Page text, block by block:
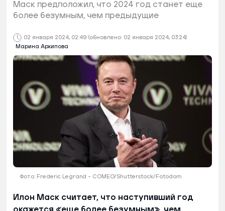
02 января 2024, 02:49 (обновлено: 02 января 2024, 03:24)
Марина Архипова
Маск предположил, что 2024 год станет еще
более безумным, чем предыдущие
Фото: Frederic Legrand - COMEO/Shutterstock/Fotodom
Илон Маск считает, что наступивший год